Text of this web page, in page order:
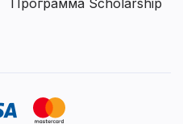
Программа Scholarship